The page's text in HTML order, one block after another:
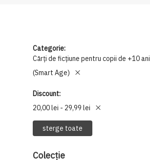
Categorie
Cărți de ficțiune pentru copii de +10 ani
(Smart Age)
Discount
20,00 lei - 29,99 lei
sterge toate
Colecție